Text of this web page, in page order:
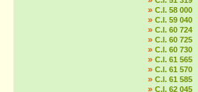
» C.I. 58 000
» C.I. 59 040
» C.I. 60 724
» C.I. 60 725
» C.I. 60 730
» C.I. 61 565
» C.I. 61 570
» C.I. 61 585
» C.I. 62 045